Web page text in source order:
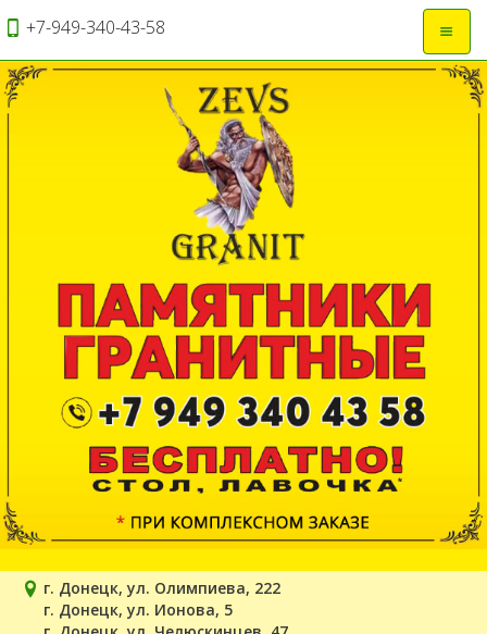
+7-949-340-43-58
г. Донецк, ул. Олимпиева, 222
г. Донецк, ул. Ионова, 5